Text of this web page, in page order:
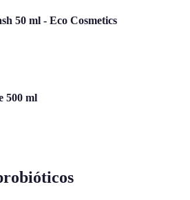
50 ml - Eco Cosmetics
500 ml